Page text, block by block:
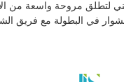
لتطلق مروحة واسعة من
في البطولة مع فريق